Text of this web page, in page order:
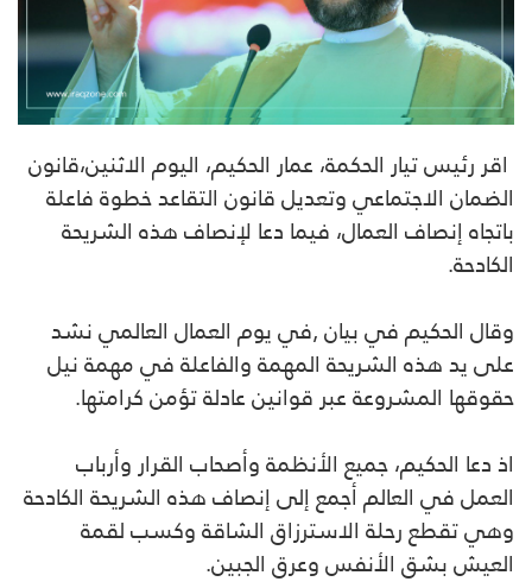
اقررئيس تيار الحكمة، عمار الحكيم، اليوم الاثنين،قانون
الضمان الاجتماعي وتعديل قانون التقاعد خطوة فاعلة
باتجاه إنصاف العمال، فيما دعا لإنصاف هذه الشريحة
الكادحة.
وقال الحكيم في بيان ,في يوم العمال العالمي نشد
على يد هذه الشريحة المهمة والفاعلة في مهمة نيل
حقوقها المشروعة عبر قوانين عادلة تؤمن كرامتها.
اذ دعا الحكيم، جميع الأنظمة وأصحاب القرار وأرباب
العمل في العالم أجمع إلى إنصاف هذه الشريحة الكادحة
وهي تقطع رحلة الاسترزاق الشاقة وكسب لقمة
العيش بشق الأنفس وعرق الجبين.